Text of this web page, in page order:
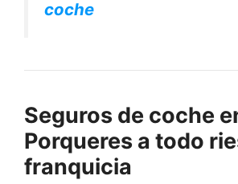
coche
Seguros de coche
Porqueres a todo
franquicia